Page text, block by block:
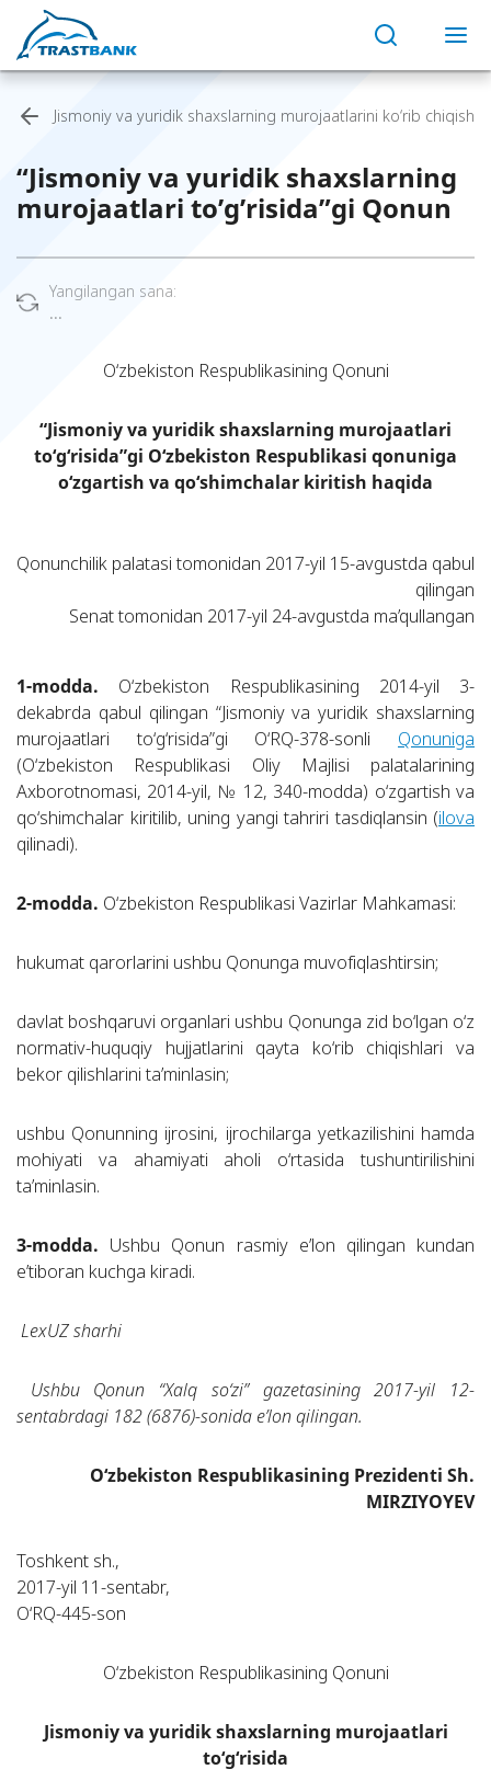
Jismoniy va yuridik shaxslarning murojaatlarini ko‘rib chiqish
“Jismoniy va yuridik shaxslarning
murojaatlari to’g’risida”gi Qonun
Yangilangan sana:
...
O‘zbekiston Respublikasining Qonuni
“Jismoniy va yuridik shaxslarning murojaatlari
to‘g‘risida”gi O‘zbekiston Respublikasi qonuniga
o‘zgartish va qo‘shimchalar kiritish haqida
Qonunchilik palatasi tomonidan 2017-yil 15-avgustda qabul
qilingan
Senat tomonidan 2017-yil 24-avgustda ma’qullangan
1-modda. O‘zbekiston Respublikasining 2014-yil 3-
dekabrda qabul qilingan “Jismoniy va yuridik shaxslarning
murojaatlari to‘g‘risida”gi O‘RQ-378-sonli Qonuniga
(O‘zbekiston Respublikasi Oliy Majlisi palatalarining
Axborotnomasi, 2014-yil, № 12, 340-modda) o‘zgartish va
qo‘shimchalar kiritilib, uning yangi tahriri tasdiqlansin (ilova
qilinadi).
2-modda. O‘zbekiston Respublikasi Vazirlar Mahkamasi:
hukumat qarorlarini ushbu Qonunga muvofiqlashtirsin;
davlat boshqaruvi organlari ushbu Qonunga zid bo‘lgan o‘z
normativ-huquqiy hujjatlarini qayta ko‘rib chiqishlari va
bekor qilishlarini ta’minlasin;
ushbu Qonunning ijrosini, ijrochilarga yetkazilishini hamda
mohiyati va ahamiyati aholi o‘rtasida tushuntirilishini
ta’minlasin.
3-modda. Ushbu Qonun rasmiy e’lon qilingan kundan
e’tiboran kuchga kiradi.
LexUZ sharhi
Ushbu Qonun “Xalq so‘zi” gazetasining 2017-yil 12-
sentabrdagi 182 (6876)-sonida e’lon qilingan.
O‘zbekiston Respublikasining Prezidenti Sh.
MIRZIYOYEV
Toshkent sh.,
2017-yil 11-sentabr,
O‘RQ-445-son
O‘zbekiston Respublikasining Qonuni
Jismoniy va yuridik shaxslarning murojaatlari
to‘g‘risida